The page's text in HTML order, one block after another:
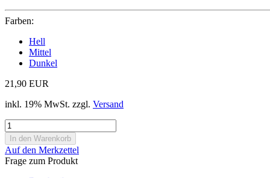
Farben:
Hell
Mittel
Dunkel
21,90 EUR
inkl. 19% MwSt. zzgl. Versand
Auf den Merkzettel
Frage zum Produkt